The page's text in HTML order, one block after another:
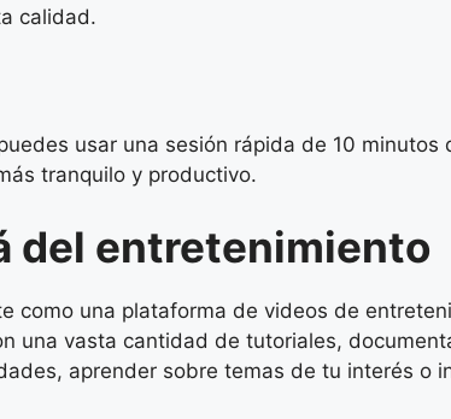
calidad.
usar una sesión rápida de 10
tranquilo y productivo.
del entretenimiento
como una plataforma de videos de
una vasta cantidad de tutoriales,
aprender sobre temas de tu interés o